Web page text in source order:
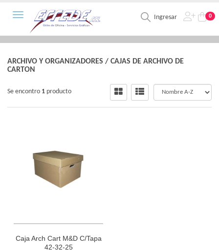
Ingresar 0
Toggle navigation
ARCHIVO Y ORGANIZADORES / CAJAS DE ARCHIVO DE
CARTON
Se encontro 1 producto
Caja Arch Cart M&D C/Tapa
42-32-25